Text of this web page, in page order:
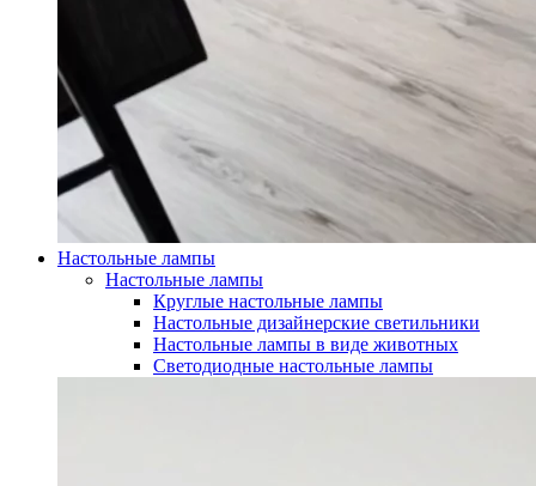
Настольные лампы
Настольные лампы
Круглые настольные лампы
Настольные дизайнерские светильники
Настольные лампы в виде животных
Светодиодные настольные лампы